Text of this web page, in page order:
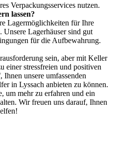
Verpackungsservices nutzen.
lassen?
Lagermöglichkeiten für Ihre
Unsere Lagerhäuser sind gut
für die Aufbewahrung.
sein, aber mit Keller
einer stressfreien und positiven
unsere umfassenden
in Lyssach anbieten zu können.
um mehr zu erfahren und ein
Wir freuen uns darauf, Ihnen